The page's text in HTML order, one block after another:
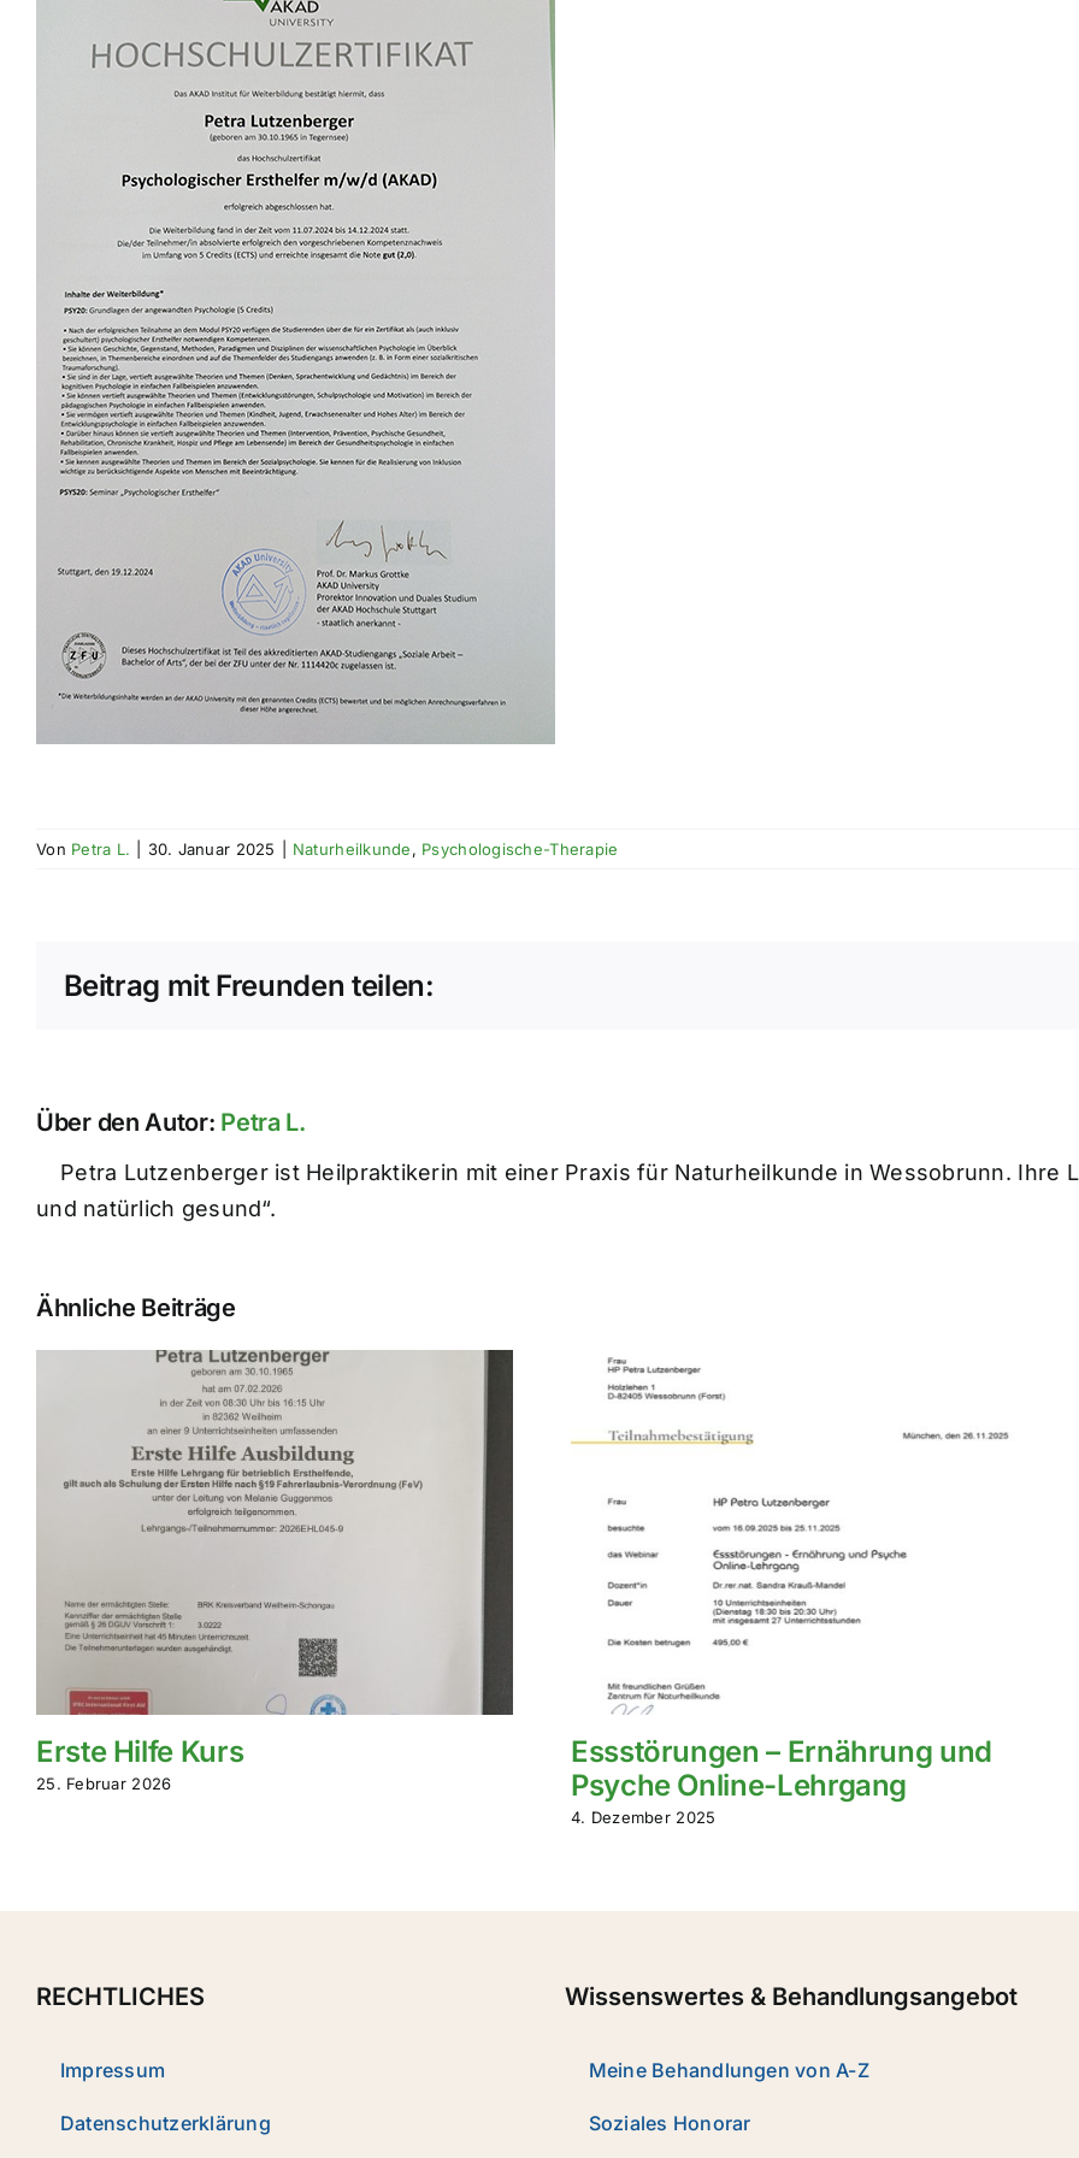
Von Petra L. 30. Januar 2025 Naturheilkunde, Psychologische-Therapie
Beitrag mit Freunden teilen:
Über den Autor: Petra L.
Petra Lutzenberger ist Heilpraktikerin mit einer Praxis für Naturheilkunde in Wessobrunn. Ihre
und natürlich gesund“.
Ähnliche Beiträge
Erste Hilfe Kurs
25. Februar 2026
Essstörungen – Ernährung und
Psyche Online-Lehrgang
4. Dezember 2025
RECHTLICHES
Impressum
Datenschutz­erklärung
Wissenswertes & Behandlungsangebot
Meine Behandlungen von A-Z
Soziales Honorar